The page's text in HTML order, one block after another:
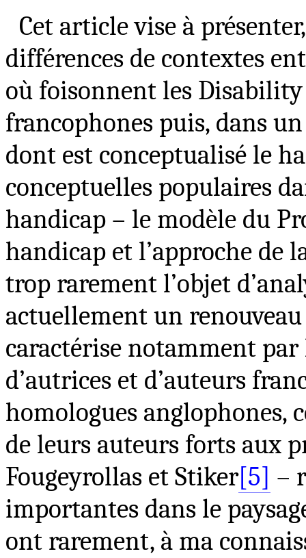
Cet article vise à
différences de contextes
où foisonnent les
francophones puis, dans
dont est conceptualisé le
conceptuelles populaires
handicap – le modèle du
handicap et l’approche de
trop rarement l’objet
actuellement un
caractérise notamment
d’autrices et d’auteurs
homologues anglophones,
de leurs auteurs forts aux
Fougeyrollas et Stiker[5] –
importantes dans le
ont rarement, à ma